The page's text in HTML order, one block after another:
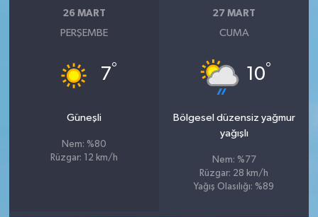
26 MART
PERŞEMBE
7°
Güneşli
Nem: %80
Rüzgar: 12 km/h
27 MART
CUMA
10°
Bölgesel düzensiz yağmur
yağışlı
Nem: %77
Rüzgar: 28 km/h
Yağış Olasılığı: %89